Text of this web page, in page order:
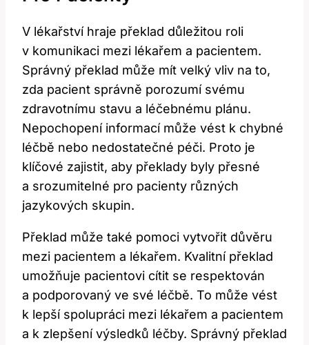
V lékařství hraje překlad důležitou roli
v komunikaci mezi lékařem a pacientem.
Správný překlad může mít velký vliv na to,
zda pacient správně porozumí svému
zdravotnímu stavu a léčebnému plánu.
Nepochopení informací může vést k chybné
léčbě nebo nedostatečné péči. Proto je
klíčové zajistit, aby překlady byly přesné
a srozumitelné pro pacienty různých
jazykových skupin.
Překlad může také pomoci vytvořit důvěru
mezi pacientem a lékařem. Kvalitní překlad
umožňuje pacientovi cítit se respektován
a podporovaný ve své léčbě. To může vést
k lepší spolupráci mezi lékařem a pacientem
a k zlepšení výsledků léčby. Správný překlad